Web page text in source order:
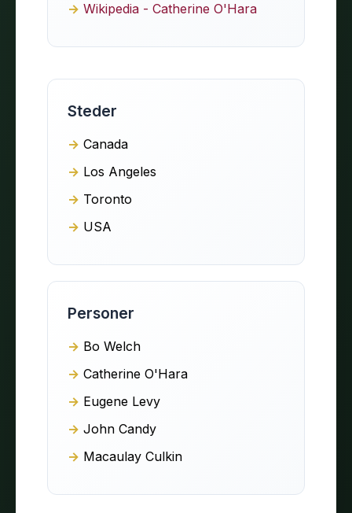
Wikipedia - Catherine O'Hara
Steder
Canada
Los Angeles
Toronto
USA
Personer
Bo Welch
Catherine O'Hara
Eugene Levy
John Candy
Macaulay Culkin